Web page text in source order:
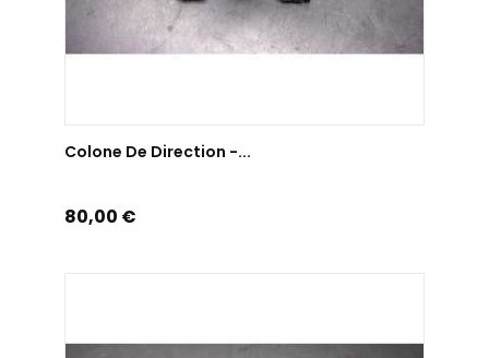
Colone De Direction -...
Prix
80,00 €